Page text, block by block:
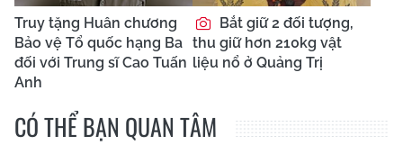
Truy tặng Huân chương
Bảo vệ Tổ quốc hạng Ba
đối với Trung sĩ Cao Tuấn
Anh
Bắt giữ 2 đối tượng,
thu giữ hơn 210kg vật
liệu nổ ở Quảng Trị
CÓ THỂ BẠN QUAN TÂM